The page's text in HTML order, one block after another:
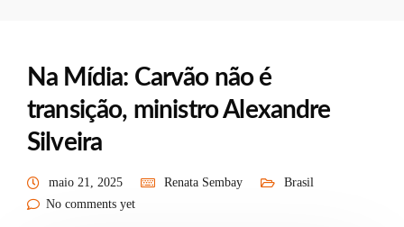
Na Mídia: Carvão não é
transição, ministro Alexandre
Silveira
maio 21, 2025 Renata Sembay
Brasil
No comments yet